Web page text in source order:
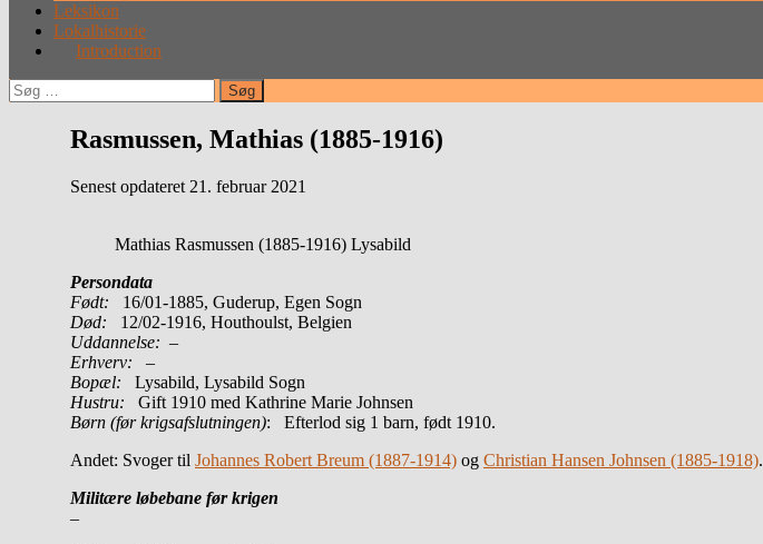
Leksikon
Lokalhistorie
Introduction
Søg
efter:
Rasmussen, Mathias (1885-1916)
Senest opdateret 21. februar 2021
Mathias Rasmussen (1885-1916) Lysabild
Persondata
Født: 16/01-1885, Guderup, Egen Sogn
Død: 12/02-1916, Houthoulst, Belgien
Uddannelse: –
Erhverv: –
Bopæl: Lysabild, Lysabild Sogn
Hustru: Gift 1910 med Kathrine Marie Johnsen
Børn (før krigsafslutningen): Efterlod sig 1 barn, født 1910.
Andet: Svoger til Johannes Robert Breum (1887-1914) og Christian Hansen Johnsen (1885-1918).
Militære løbebane før krigen
–